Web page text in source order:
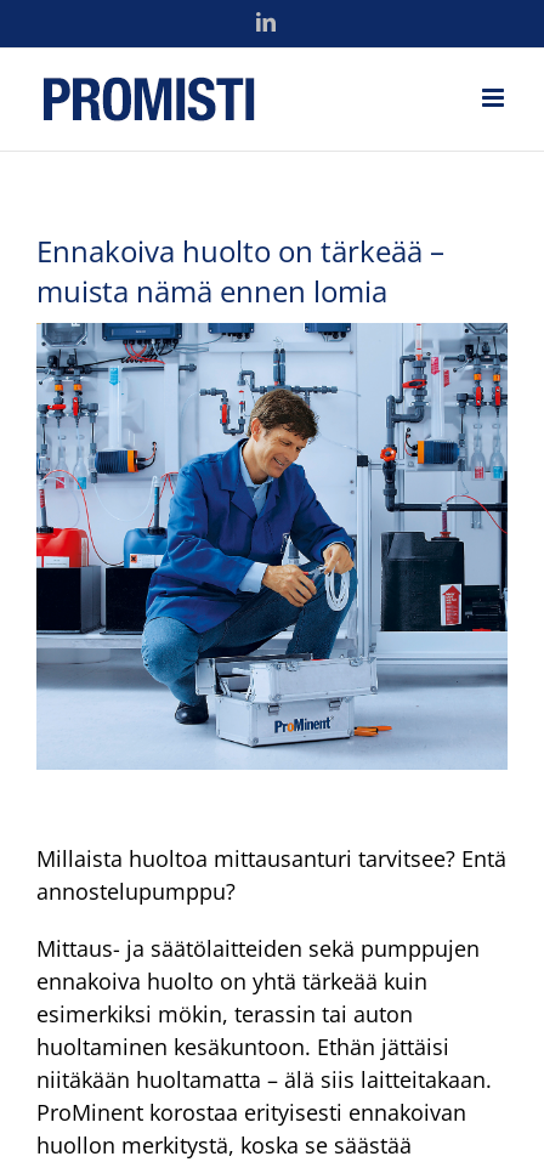
to
content
LinkedIn
Ennakoiva huolto on tärkeää –
muista nämä ennen lomia
Millaista huoltoa mittausanturi tarvitsee? Entä
annostelupumppu?
Mittaus- ja säätölaitteiden sekä pumppujen
ennakoiva huolto on yhtä tärkeää kuin
esimerkiksi mökin, terassin tai auton
huoltaminen kesäkuntoon. Ethän jättäisi
niitäkään huoltamatta – älä siis laitteitakaan.
ProMinent korostaa erityisesti ennakoivan
huollon merkitystä, koska se säästää